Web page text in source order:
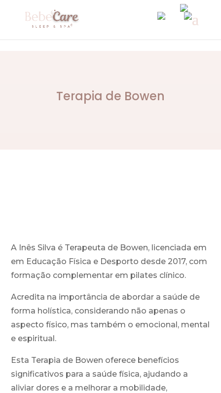
Terapia de Bowen
A Inês Silva é Terapeuta de Bowen, licenciada em
em Educação Física e Desporto desde 2017, com
formação complementar em pilates clínico.
Acredita na importância de abordar a saúde de
forma holística, considerando não apenas o
aspecto físico, mas também o emocional, mental
e espiritual.
Esta Terapia de Bowen oferece benefícios
significativos para a saúde física, ajudando a
aliviar dores e a melhorar a mobilidade,